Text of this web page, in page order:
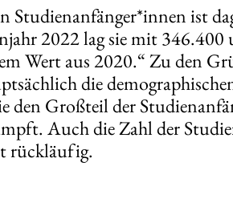
Studienanfänger*innen ist
2022 lag sie mit
Wert aus 2020.“ Zu den
die
den Großteil der
Auch die Zahl der
rückläufig.